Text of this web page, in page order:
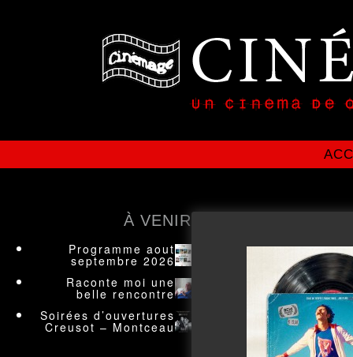
À VENIR
Programme aout
septembre 2026
Raconte moi une
belle rencontre
Soirées d’ouvertures
Creusot – Montceau